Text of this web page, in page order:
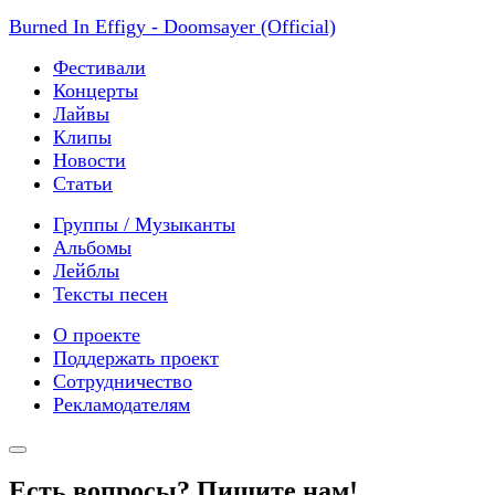
Burned In Effigy - Doomsayer (Official)
Фестивали
Концерты
Лайвы
Клипы
Новости
Статьи
Группы / Музыканты
Альбомы
Лейблы
Тексты песен
О проекте
Поддержать проект
Сотрудничество
Рекламодателям